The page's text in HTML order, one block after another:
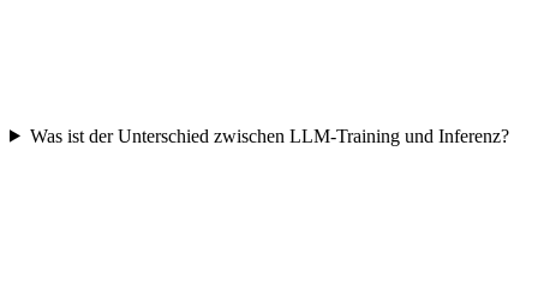
Was ist der Unterschied zwischen LLM-Training und Inferenz?